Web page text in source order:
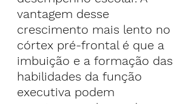
vantagem desse
crescimento mais lento no
córtex pré-frontal é que a
imbuição e a formação das
habilidades da função
executiva podem